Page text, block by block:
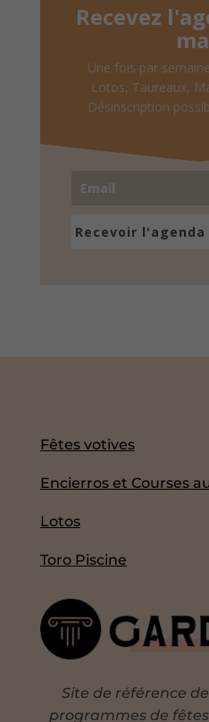
Recevez
Une fois par
Lotos, Taureaux,
Désinscription
Recevoir
Fêtes votives
Encierros et Courses
Lotos
Toro Piscine
Site de référence
programmes de